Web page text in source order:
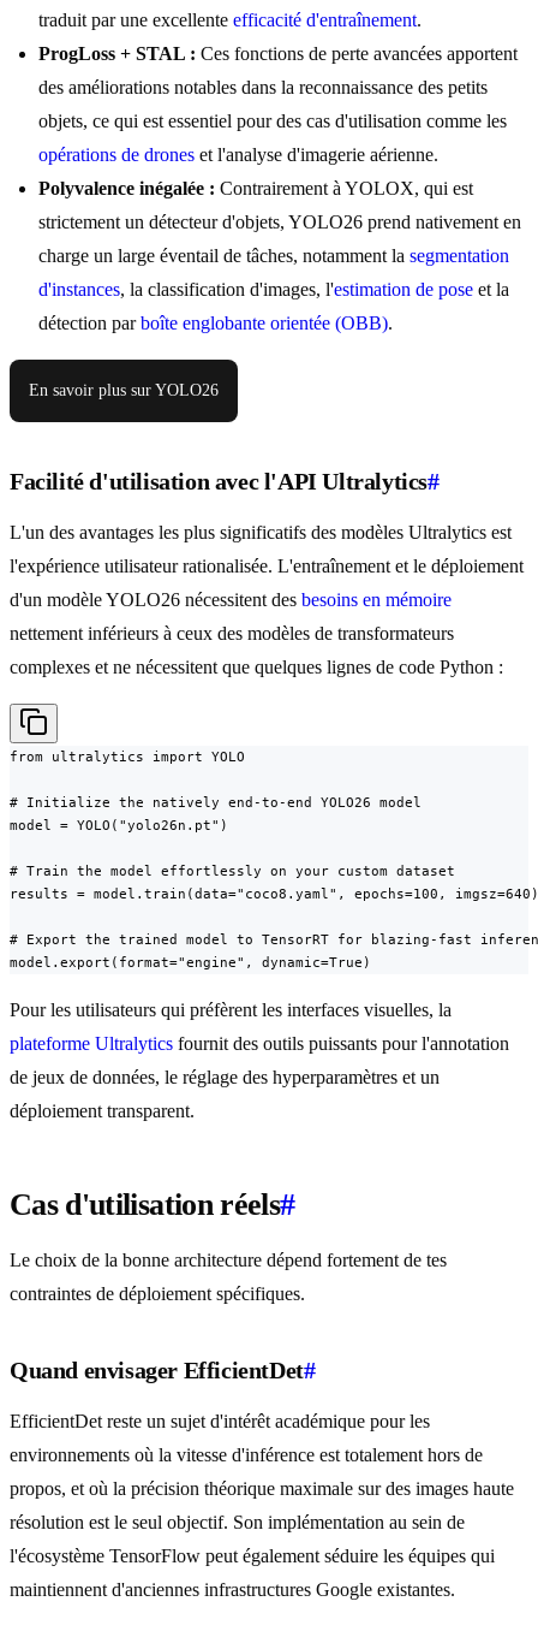
traduit par une excellente efficacité d'entraînement.
ProgLoss + STAL : Ces fonctions de perte avancées apportent
des améliorations notables dans la reconnaissance des petits
objets, ce qui est essentiel pour des cas d'utilisation comme les
opérations de drones et l'analyse d'imagerie aérienne.
Polyvalence inégalée : Contrairement à YOLOX, qui est
strictement un détecteur d'objets, YOLO26 prend nativement en
charge un large éventail de tâches, notamment la segmentation
d'instances, la classification d'images, l'estimation de pose et la
détection parboîte englobante orientée (OBB).
En savoir plus sur YOLO26
Facilité d'utilisation avec l'API Ultralytics#
L'un des avantages les plus significatifs des modèles Ultralytics est
l'expérience utilisateur rationalisée. L'entraînement et le déploiement
d'un modèle YOLO26 nécessitent des besoins en mémoire
nettement inférieurs à ceux des modèles de transformateurs
complexes et ne nécessitent que quelques lignes de code Python :
from ultralytics import YOLO
# Initialize the natively end-to-end YOLO26 model
model = YOLO("yolo26n.pt")
# Train the model effortlessly on your custom dataset
results = model.train(data="coco8.yaml", epochs=100, imgsz=640)
# Export the trained model to TensorRT for blazing-fast
model.export(format="engine", dynamic=True)
Pour les utilisateurs qui préfèrent les interfaces visuelles, la
plateforme Ultralytics fournit des outils puissants pour l'annotation
de jeux de données, le réglage des hyperparamètres et un
déploiement transparent.
Cas d'utilisation réels#
Le choix de la bonne architecture dépend fortement de tes
contraintes de déploiement spécifiques.
Quand envisager EfficientDet#
EfficientDet reste un sujet d'intérêt académique pour les
environnements où la vitesse d'inférence est totalement hors de
propos, et où la précision théorique maximale sur des images haute
résolution est le seul objectif. Son implémentation au sein de
l'écosystème TensorFlow peut également séduire les équipes qui
maintiennent d'anciennes infrastructures Google existantes.